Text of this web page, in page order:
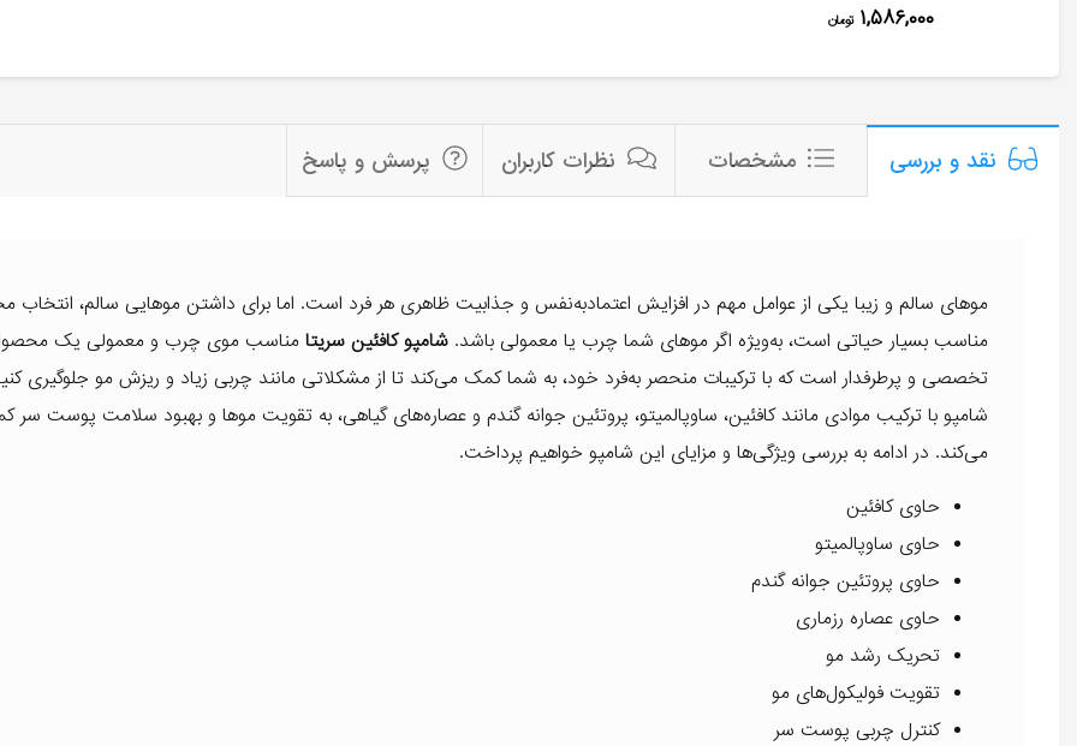
۱,۵۸۶,۰۰۰ تومان
نقد و بررسی مشخصات نظرات کاربران پرسش و پاسخ
موهای سالم و زیبا یکی از عوامل مهم در افزایش اعتمادبه‌نفس و جذابیت ظاهری هر فرد است. اما برای داشتن موهایی سالم، انتخاب
مناسب بسیار حیاتی است، به‌ویژه اگر موهای شما چرب یا معمولی باشد. شامپو کافئین سریتا مناسب موی چرب و معمولی یک
تخصصی و پرطرفدار است که با ترکیبات منحصر به‌فرد خود، به شما کمک می‌کند تا از مشکلاتی مانند چربی زیاد و ریزش مو جلوگیری
شامپو با ترکیب موادی مانند کافئین، ساوپالمیتو، پروتئین جوانه گندم و عصاره‌های گیاهی، به تقویت موها و بهبود سلامت پوست سر
می‌کند. در ادامه به بررسی ویژگی‌ها و مزایای این شامپو خواهیم پرداخت.
حاوی کافئین
حاوی ساوپالمیتو
حاوی پروتئین جوانه گندم
حاوی عصاره رزماری
تحریک رشد مو
تقویت فولیکول‌های مو
کنترل چربی پوست سر